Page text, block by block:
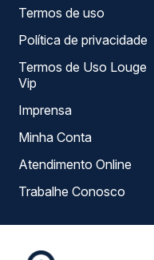
Termos de uso
Política de privacidade
Termos de Uso Louge
Vip
Imprensa
Minha Conta
Atendimento Online
Trabalhe Conosco